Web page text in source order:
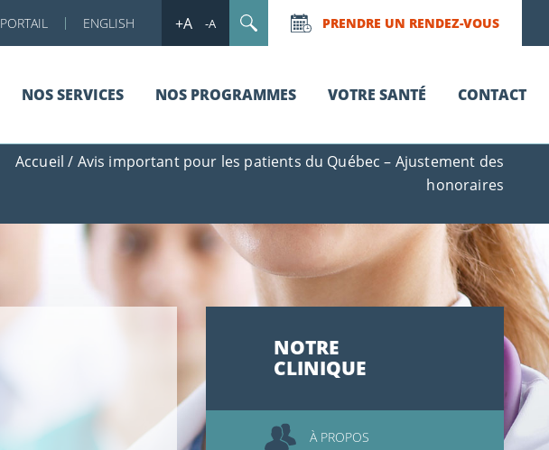
PORTAIL ENGLISH +A -A PRENDRE UN RENDEZ-VOUS
NOS SERVICES NOS PROGRAMMES VOTRE SANTÉ CONTACT
Accueil / Avis important pour les patients du Québec – Ajustement des
honoraires
NOTRE
CLINIQUE
À PROPOS